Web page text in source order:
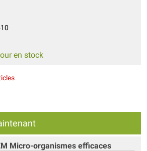
en stock
Micro-organismes efficaces